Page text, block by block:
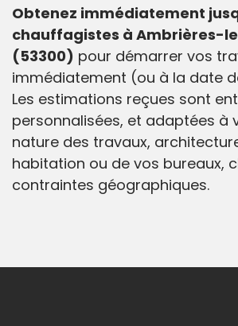
Obtenez immédiatement
chauffagistes à Ambrières-
(53300) pour démarrer vos
immédiatement (ou à la date
Les estimations reçues sont
personnalisées, et adaptées à
nature des travaux,
habitation ou de vos bureaux,
contraintes géographiques.